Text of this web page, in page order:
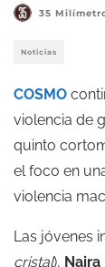
35
Noticias
COSMO
violencia de
quinto
el foco en
violencia
Las jóvenes
cristal),